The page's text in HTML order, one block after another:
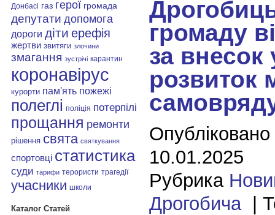
Донбасі газ герої громада
депутати допомога
дороги діти ерефія
жертви звитяги злочини
змагання зустрічі карантин
коронавірус
курорти пам'ять пожежі
полеглі поліція потерпілі
прощання ремонти
рішення свята святкування
спортовці статистика
суди тарифи терористи трагедії
учасники школи
Каталог Статей
громаду
за внесок
розвиток
10.01.2025
Рубрика
Дрогобича|